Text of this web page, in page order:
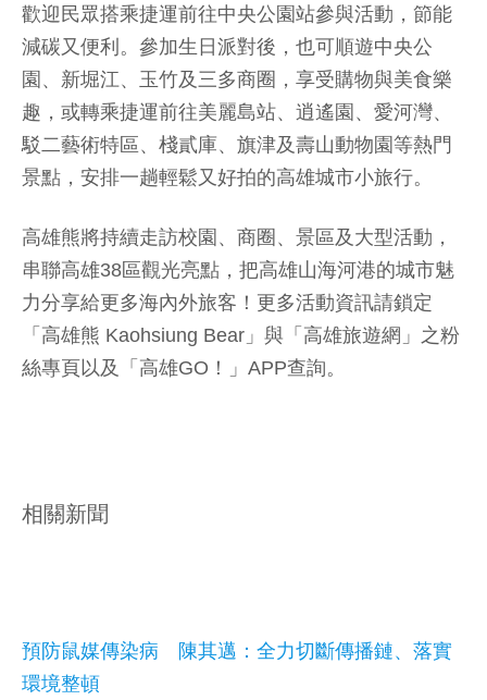
歡迎民眾搭乘捷運前往中央公園站參與活動，節能
減碳又便利。參加生日派對後，也可順遊中央公
園、新堀江、玉竹及三多商圈，享受購物與美食樂
趣，或轉乘捷運前往美麗島站、逍遙園、愛河灣、
駁二藝術特區、棧貳庫、旗津及壽山動物園等熱門
景點，安排一趟輕鬆又好拍的高雄城市小旅行。
高雄熊將持續走訪校園、商圈、景區及大型活動，
串聯高雄38區觀光亮點，把高雄山海河港的城市魅
力分享給更多海內外旅客！更多活動資訊請鎖定
「高雄熊 Kaohsiung Bear」與「高雄旅遊網」之粉
絲專頁以及「高雄GO！」APP查詢。
相關新聞
預防鼠媒傳染病 陳其邁：全力切斷傳播鏈、落實
環境整頓